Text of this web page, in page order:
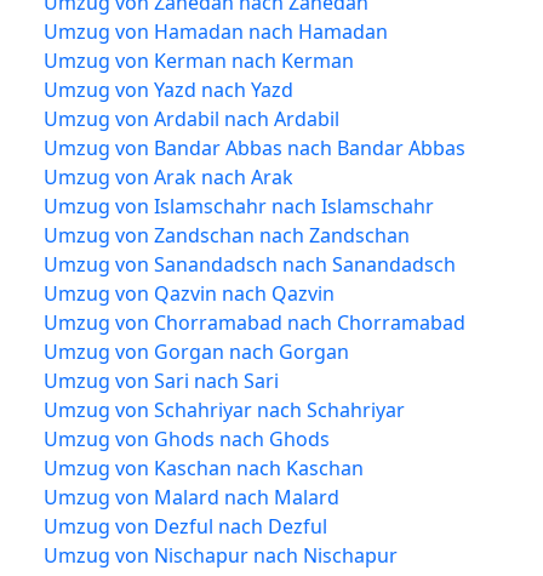
Umzug von Hamadan nach Hamadan
Umzug von Kerman nach Kerman
Umzug von Yazd nach Yazd
Umzug von Ardabil nach Ardabil
Umzug von Bandar Abbas nach Bandar Abbas
Umzug von Arak nach Arak
Umzug von Islamschahr nach Islamschahr
Umzug von Zandschan nach Zandschan
Umzug von Sanandadsch nach Sanandadsch
Umzug von Qazvin nach Qazvin
Umzug von Chorramabad nach Chorramabad
Umzug von Gorgan nach Gorgan
Umzug von Sari nach Sari
Umzug von Schahriyar nach Schahriyar
Umzug von Ghods nach Ghods
Umzug von Kaschan nach Kaschan
Umzug von Malard nach Malard
Umzug von Dezful nach Dezful
Umzug von Nischapur nach Nischapur